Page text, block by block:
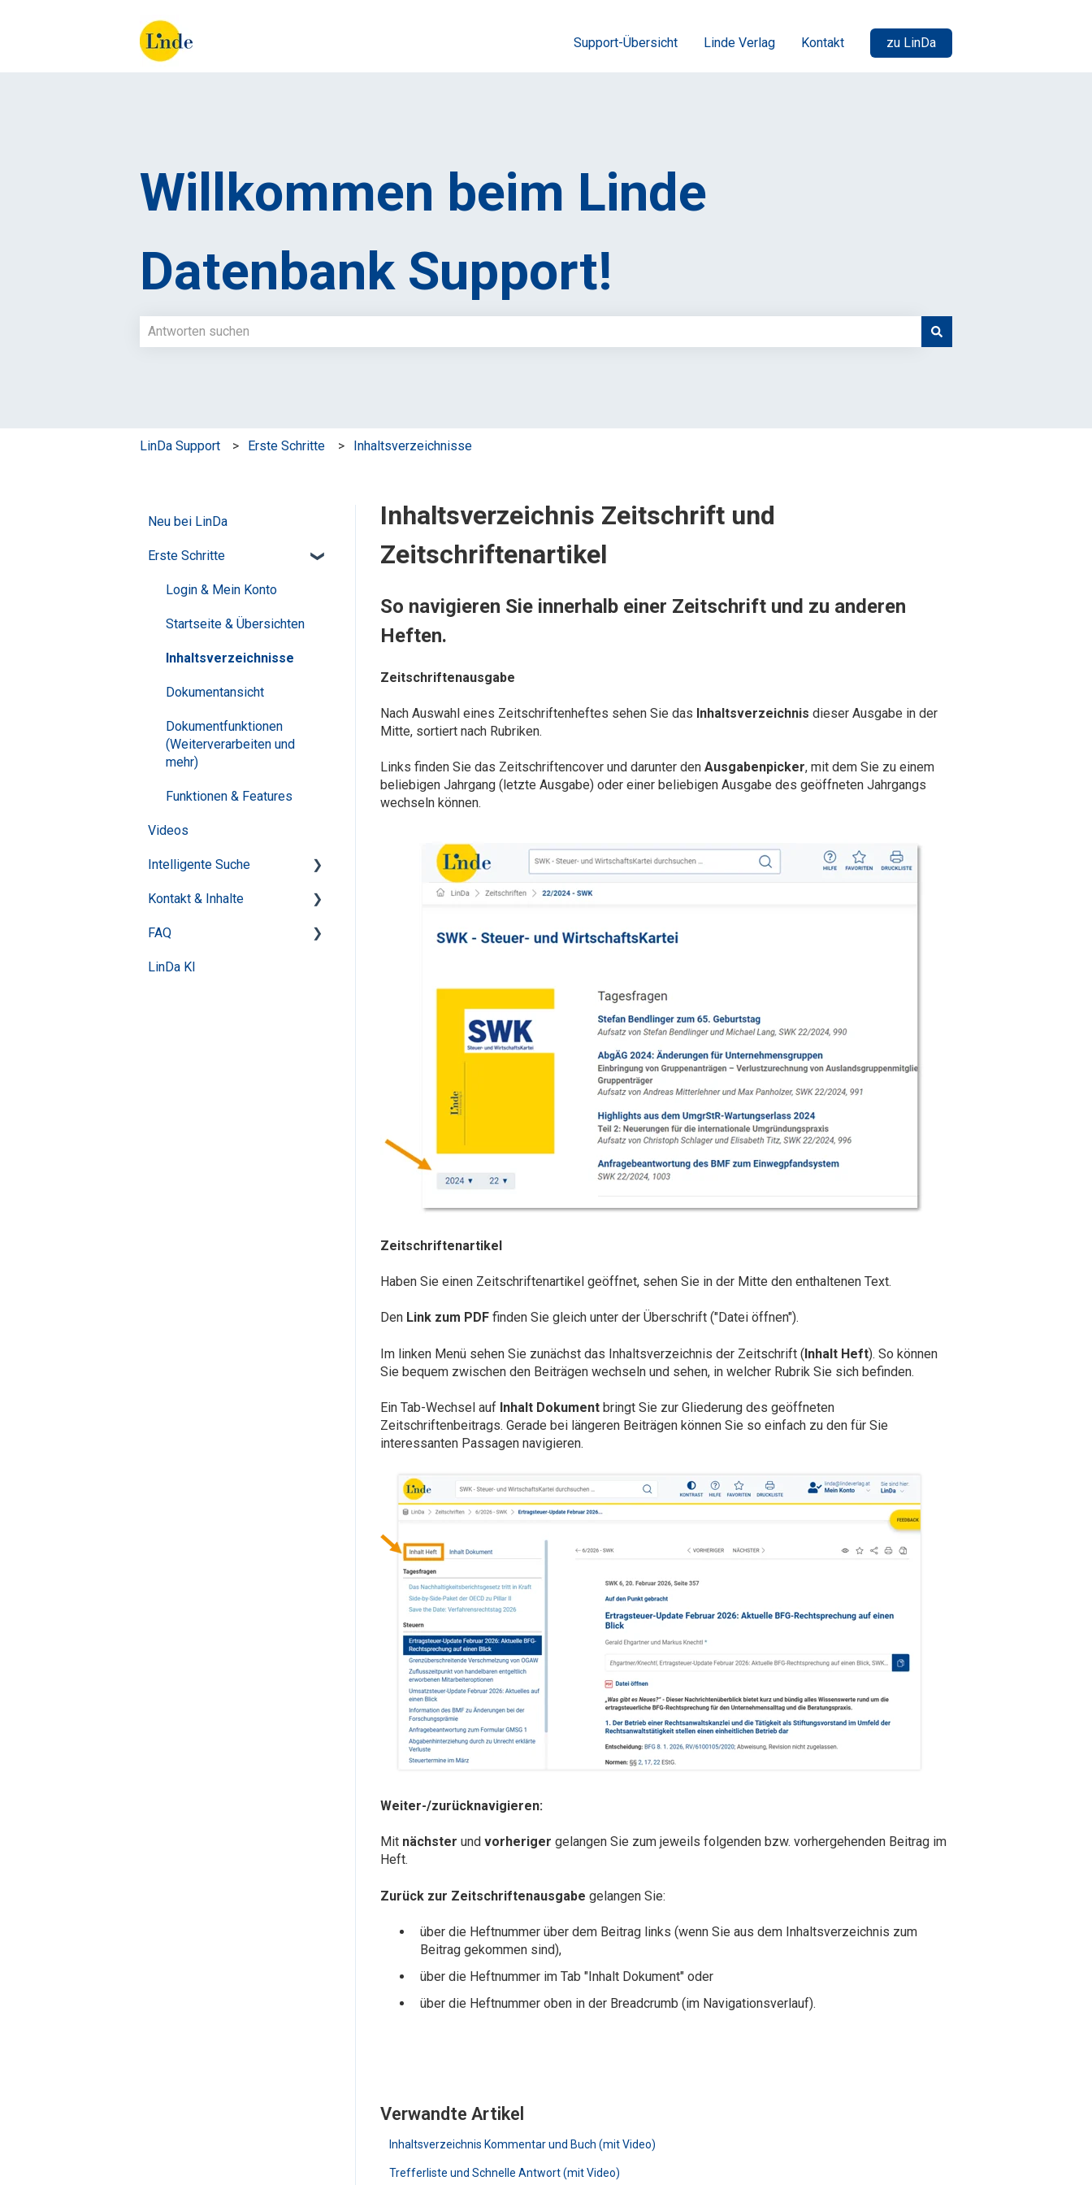
Support-Übersicht Linde Verlag Kontakt zu LinDa
Willkommen beim Linde
Datenbank Support!
LinDa Support Erste Schritte Inhaltsverzeichnisse
Inhaltsverzeichnis Zeitschrift und
Zeitschriftenartikel
So navigieren Sie innerhalb einer Zeitschrift und zu anderen
Heften.
Zeitschriftenausgabe
Nach Auswahl eines Zeitschriftenheftes sehen Sie das Inhaltsverzeichnis dieser Ausgabe in der
Mitte, sortiert nach Rubriken.
Links finden Sie das Zeitschriftencover und darunter den Ausgabenpicker, mit dem Sie zu einem
beliebigen Jahrgang (letzte Ausgabe) oder einer beliebigen Ausgabe des geöffneten Jahrgangs
wechseln können.
Zeitschriftenartikel
Haben Sie einen Zeitschriftenartikel geöffnet, sehen Sie in der Mitte den enthaltenen Text.
Den Link zum PDFfinden Sie gleich unter der Überschrift ("Datei öffnen").
Im linken Menü sehen Sie zunächst das Inhaltsverzeichnis der Zeitschrift (Inhalt Heft). So können
Sie bequem zwischen den Beiträgen wechseln und sehen, in welcher Rubrik Sie sich befinden.
Ein Tab-Wechsel auf Inhalt Dokument bringt Sie zur Gliederung des geöffneten
Zeitschriftenbeitrags. Gerade bei längeren Beiträgen können Sie so einfach zu den für Sie
interessanten Passagen navigieren.
Weiter-/zurücknavigieren:
Mit nächster und vorheriger gelangen Sie zum jeweils folgenden bzw. vorhergehenden Beitrag im
Heft.
Zurück zur Zeitschriftenausgabe gelangen Sie:
über die Heftnummer über dem Beitrag links (wenn Sie aus dem Inhaltsverzeichnis zum
Beitrag gekommen sind),
über die Heftnummer im Tab "Inhalt Dokument" oder
über die Heftnummer oben in der Breadcrumb (im Navigationsverlauf).
Verwandte Artikel
Inhaltsverzeichnis Kommentar und Buch (mit Video)
Trefferliste und Schnelle Antwort (mit Video)
Neu bei LinDa
Erste Schritte
Login & Mein Konto
Startseite & Übersichten
Inhaltsverzeichnisse
Dokumentansicht
Dokumentfunktionen
(Weiterverarbeiten und
mehr)
Funktionen & Features
Videos
Intelligente Suche
Tipps für die erfolgreiche
Kontakt & Inhalte
Inhalte
FAQ
Anmeldung
LinDa KI